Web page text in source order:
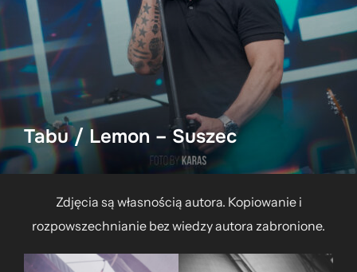
Tabu / Lemon – Suszec
Zdjęcia są własnością autora. Kopiowanie i
rozpowszechnianie bez wiedzy autora zabronione.